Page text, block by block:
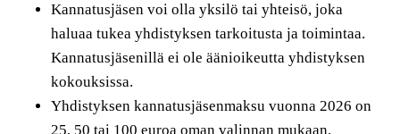
Kannatusjäsen voi olla yksilö tai yhteisö, joka
haluaa tukea yhdistyksen tarkoitusta ja toimintaa.
Kannatusjäsenillä ei ole äänioikeutta yhdistyksen
kokouksissa.
Yhdistyksen kannatusjäsenmaksu vuonna 2026 on
25, 50 tai 100 euroa oman valinnan mukaan.